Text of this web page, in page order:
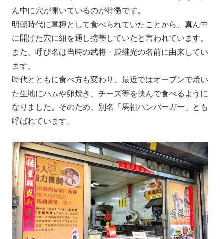
ん中に穴が開いているのが特徴です。
明朝時代に軍糧として食べられていたことから、真ん中
に開けた穴に紐を通し携帯していたと言われています。
また、呼び名は当時の武将・戚継光の名前に由来してい
ます。
時代とともに食べ方も変わり、最近ではオーブンで焼い
た生地にハムや卵焼き、チーズ等を挟んで食べるように
なりました。そのため、別名「馬祖ハンバーガー」とも
呼ばれています。